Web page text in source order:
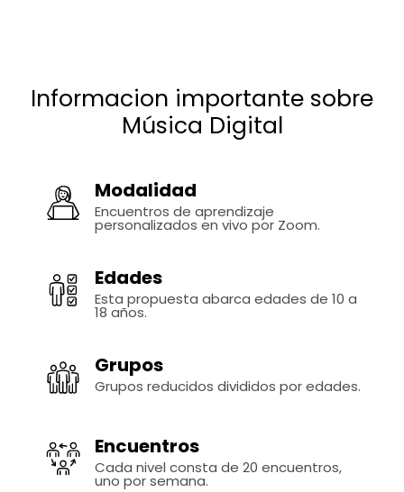
Informacion importante sobre
Música Digital
Modalidad
Encuentros de aprendizaje
personalizados en vivo por Zoom.
Edades
Esta propuesta abarca edades de 10 a
18 años.
Grupos
Grupos reducidos divididos por edades.
Encuentros
Cada nivel consta de 20 encuentros,
uno por semana.